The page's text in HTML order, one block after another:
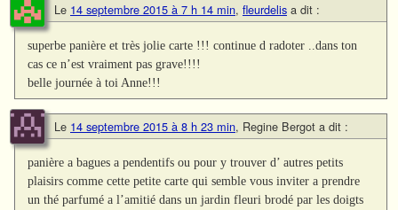
Le 14 septembre 2015 à 7 h 14 min, fleurdelis a dit :
superbe panière et très jolie carte !!! continue d radoter ..dans ton
cas ce n’est vraiment pas grave!!!!
belle journée à toi Anne!!!
Le 14 septembre 2015 à 8 h 23 min, Regine Bergot a dit :
panière a bagues a pendentifs ou pour y trouver d’ autres petits
plaisirs comme cette petite carte qui semble vous inviter a prendre
un thé parfumé a l’amitié dans un jardin fleuri brodé par les doigts